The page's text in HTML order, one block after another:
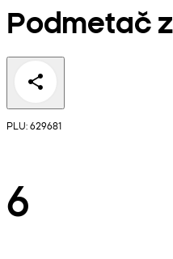
Podmetač
PLU: 629681
6